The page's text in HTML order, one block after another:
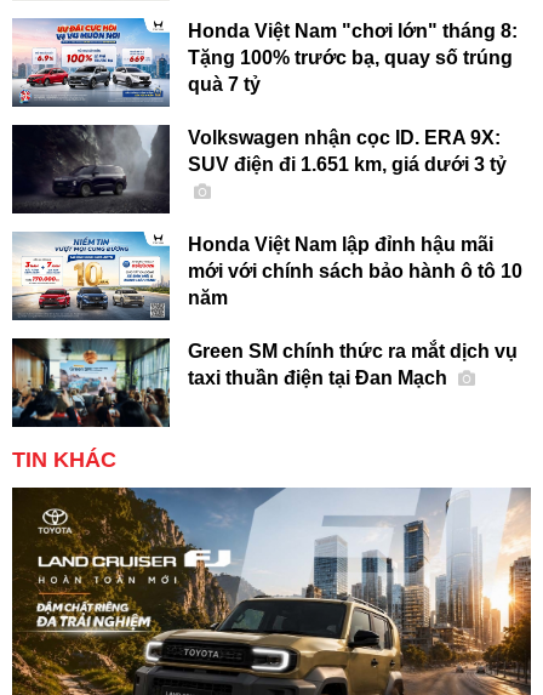
Honda Việt Nam "chơi lớn" tháng 8:
Tặng 100% trước bạ, quay số trúng
quà 7 tỷ
Volkswagen nhận cọc ID. ERA 9X:
SUV điện đi 1.651 km, giá dưới 3 tỷ
Honda Việt Nam lập đỉnh hậu mãi
mới với chính sách bảo hành ô tô 10
năm
Green SM chính thức ra mắt dịch vụ
taxi thuần điện tại Đan Mạch
TIN KHÁC